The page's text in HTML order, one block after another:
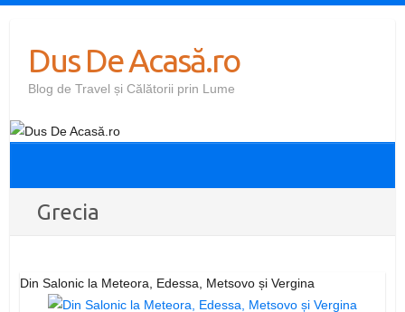
Dus De Acasă.ro
Blog de Travel și Călătorii prin Lume
Grecia
Din Salonic la Meteora, Edessa, Metsovo și Vergina